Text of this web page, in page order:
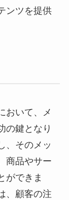
ンツを提供
おいて、メ
の鍵となり
、そのメッ
商品やサー
ができま
、顧客の注